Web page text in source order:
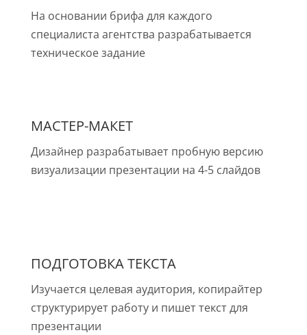
На основании брифа для каждого
специалиста агентства разрабатывается
техническое задание
МАСТЕР-МАКЕТ
Дизайнер разрабатывает пробную версию
визуализации презентации на 4-5 слайдов
ПОДГОТОВКА ТЕКСТА
Изучается целевая аудитория, копирайтер
структурирует работу и пишет текст для
презентации